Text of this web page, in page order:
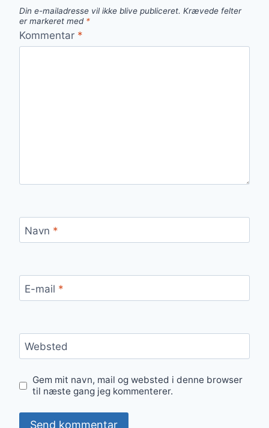
Din e-mailadresse vil ikke blive publiceret. Krævede felter
er markeret med *
Kommentar *
Navn *
E-mail *
Websted
Gem mit navn, mail og websted i denne browser
til næste gang jeg kommenterer.